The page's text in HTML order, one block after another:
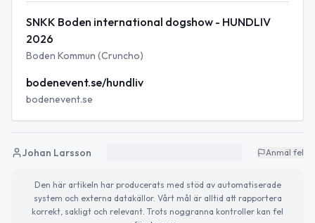
SNKK Boden international dogshow - HUNDLIV
2026
Boden Kommun (Cruncho)
bodenevent.se/hundliv
bodenevent.se
Johan Larsson Anmäl fel
Den här artikeln har producerats med stöd av automatiserade
system och externa datakällor. Vårt mål är alltid att rapportera
korrekt, sakligt och relevant. Trots noggranna kontroller kan fel